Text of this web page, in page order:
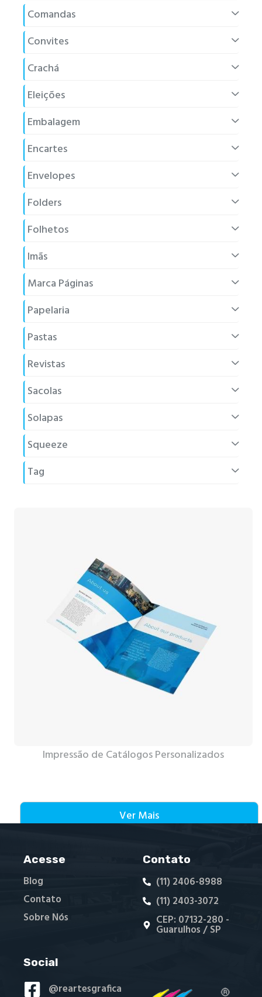
Comandas
Convites
Crachá
Eleições
Embalagem
Encartes
Envelopes
Folders
Folhetos
Imãs
Marca Páginas
Papelaria
Pastas
Revistas
Sacolas
Solapas
Squeeze
Tag
Impressão de Catálogos Personalizados
Ver Mais
Acesse
Blog
Contato
Sobre Nós
Contato
(11) 2406-8988
(11) 2403-3072
CEP: 07132-280 -
Guarulhos / SP
Social
@reartesgrafica